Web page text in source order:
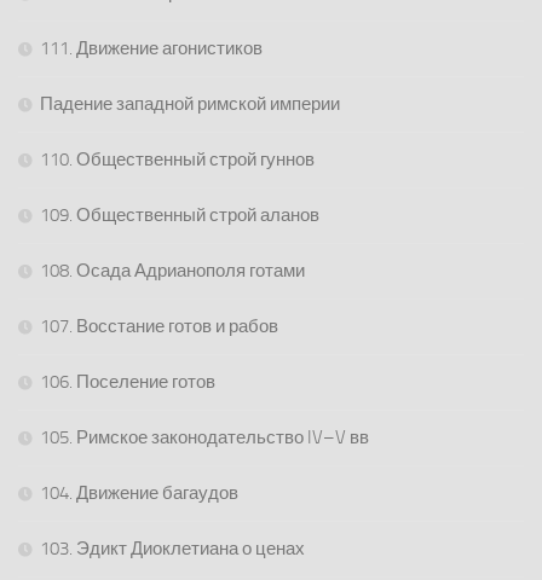
111. Движение агонистиков
Падение западной римской империи
110. Общественный строй гуннов
109. Общественный строй аланов
108. Осада Адрианополя готами
107. Восстание готов и рабов
106. Поселение готов
105. Римское законодательство IV–V вв
104. Движение багаудов
103. Эдикт Диоклетиана о ценах